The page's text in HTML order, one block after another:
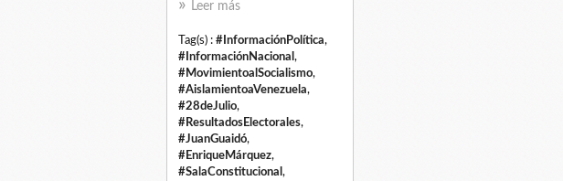
Leer más
Tag(s) : #InformaciónPolítica,
#InformaciónNacional ,
#MovimientoalSocialismo,
#AislamientoaVenezuela,
#28deJulio,
#ResultadosElectorales,
#JuanGuaidó,
#EnriqueMárquez,
#SalaConstitucional ,